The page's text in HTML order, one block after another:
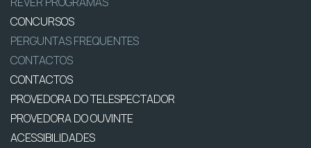
CONCURSOS
PERGUNTAS FREQUENTES
CONTACTOS
CONTACTOS
PROVEDORA DO TELESPECTADOR
PROVEDORA DO OUVINTE
ACESSIBILIDADES